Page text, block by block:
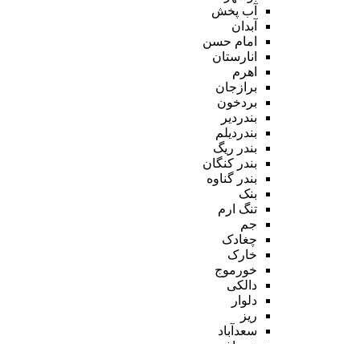
آب پخش
آبدان
امام حسن
انارستان
اهرم
برازجان
بردخون
بندردیر
بندردیلم
بندر ریگ
بندر کنگان
بندر گناوه
بنک
تنگ ارم
جم
چغادک
خارک
خورموج
دالکی
دلوار
ریز
سعدآباد